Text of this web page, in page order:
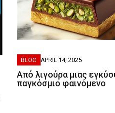
BLOG APRIL 14, 2025
Από λιγούρα μιας
παγκόσμιο φαινόμενο